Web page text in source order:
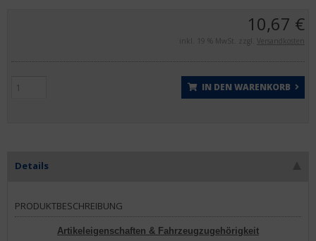
10,67 €
inkl. 19 % MwSt. zzgl. Versandkosten
IN DEN WARENKORB
Details
PRODUKTBESCHREIBUNG
Artikeleigenschaften & Fahrzeugzugehörigkeit